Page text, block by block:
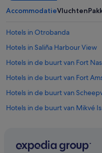
AccommodatieVluchten
Hotels in Otrobanda
Hotels in Saliña Harbour View
Hotels in de buurt van Fort
Hotels in de buurt van Fort
Hotels in de buurt van
Hotels in de buurt van Mikvé